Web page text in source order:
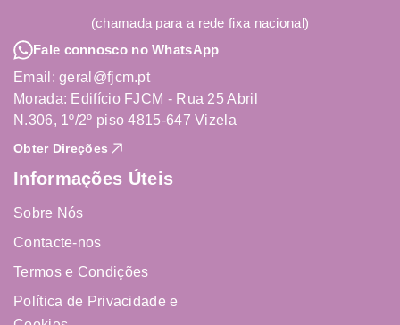
(chamada para a rede fixa nacional)
Fale connosco no WhatsApp
Email: geral@fjcm.pt
Morada: Edifício FJCM - Rua 25 Abril
N.306, 1º/2º piso 4815-647 Vizela
Obter Direções
Informações Úteis
Sobre Nós
Contacte-nos
Termos e Condições
Política de Privacidade e